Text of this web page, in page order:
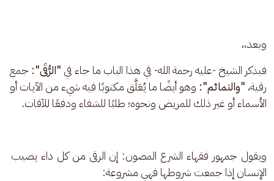
وبعد،،
فيذكر الشيخ -عليه رحمة الله- في هذا الباب ما جاء في "الرُّقَى": جمع
رقية، "والتمائم": وهو أيضًا ما يُعَلَّق مكتوبًا فيه شيء من الآيات أو
الأسماء أو غير ذلك للمريض ونحوه؛ طلبًا للشفاء ودفعًا للآفات.
ويقول جمهور فقهاء الشرع المصون: إن الرقى من كل داء يصيب
الإنسان إذا جمعت شروطها فهي مشروعة: